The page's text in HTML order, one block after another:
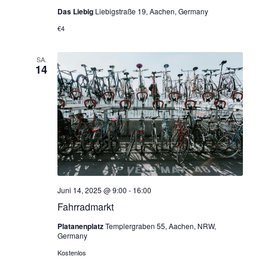
Das Liebig Liebigstraße 19, Aachen, Germany
€4
SA.
14
Fahrradmarkt
Juni 14, 2025 @ 9:00 - 16:00
PlatanenplatzTemplergraben 55, Aachen, NRW,
Germany
Kostenlos